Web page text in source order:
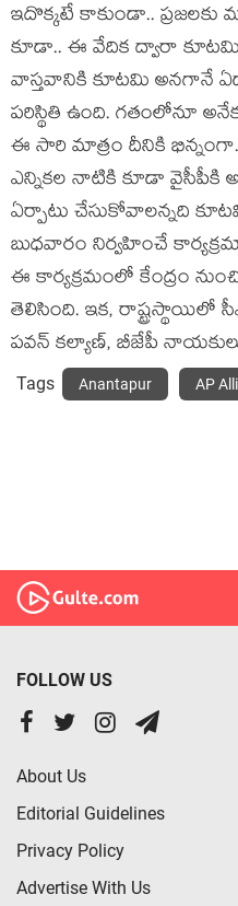
ఇదొక్క‌టే కాకుండా.. ప్ర‌జ‌ల‌కు
కూడా.. ఈ వేదిక ద్వారా కూట‌మి
వాస్త‌వానికి కూట‌మి అన‌గానే
ప‌రిస్థితి ఉంది. గ‌తంలోనూ
ఈ సారి మాత్రం దీనికి
ఎన్నిక‌ల నాటికి కూడా వైసీపీకి
ఏర్పాటు చేసుకోవాల‌న్న‌ది
బుధ‌వారం నిర్వ‌హించే
ఈ కార్య‌క్ర‌మంలో కేంద్రం
తెలిసింది. ఇక‌, రాష్ట్ర‌స్థాయిలో
ప‌వ‌న్ క‌ల్యాణ్, బీజేపీ
Tags Anantapur AP
FOLLOW US
About Us
Editorial Guidelines
Privacy Policy
Advertise With Us